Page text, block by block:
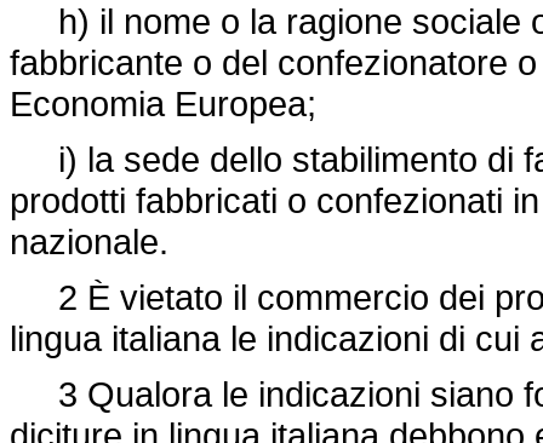
h) il nome o la ragione sociale
fabbricante o del confezionatore
Economia Europea;
i) la sede dello stabilimento di
prodotti fabbricati o confezionati
nazionale.
2 È vietato il commercio dei
lingua italiana le indicazioni di cui
3 Qualora le indicazioni siano